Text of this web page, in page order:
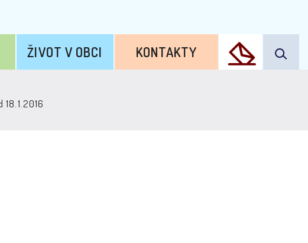
ŽIVOT V OBCI KONTAKTY